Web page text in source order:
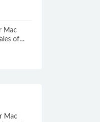
Mac
of
Mac